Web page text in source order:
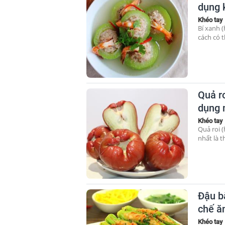
dụng
Khéo tay
Bí xanh
cách có
Quả
dụng
Khéo tay
Quả roi
nhất là
Đậu
chế
Khéo tay